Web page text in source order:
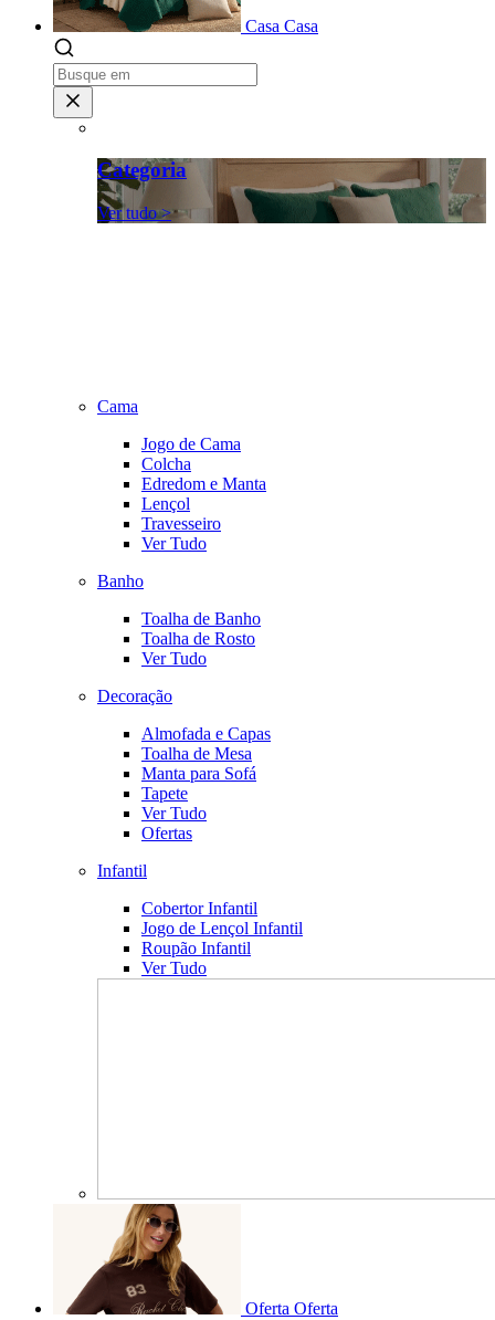
Casa Casa
Categoria
Ver tudo >
Cama
Jogo de Cama
Colcha
Edredom e Manta
Lençol
Travesseiro
Ver Tudo
Banho
Toalha de Banho
Toalha de Rosto
Ver Tudo
Decoração
Almofada e Capas
Toalha de Mesa
Manta para Sofá
Tapete
Ver Tudo
Ofertas
Infantil
Cobertor Infantil
Jogo de Lençol Infantil
Roupão Infantil
Ver Tudo
Oferta Oferta